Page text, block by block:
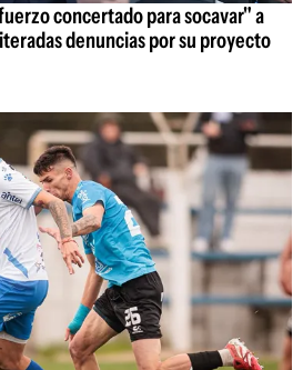
concertado para socavar" a
denuncias por su proyecto